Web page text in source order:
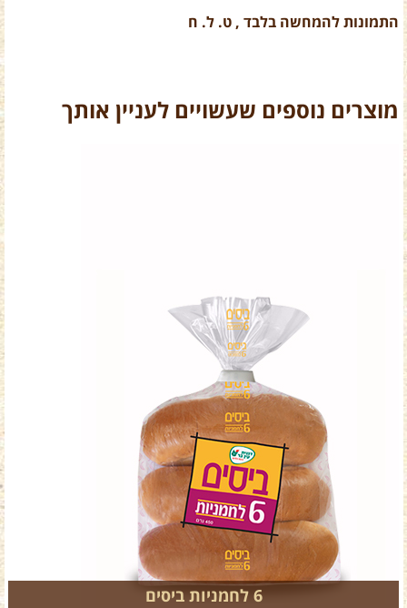
התמונות להמחשה בלבד , ט. ל. ח
מוצרים נוספים שעשויים לעניין אותך
6 לחמניות ביסים